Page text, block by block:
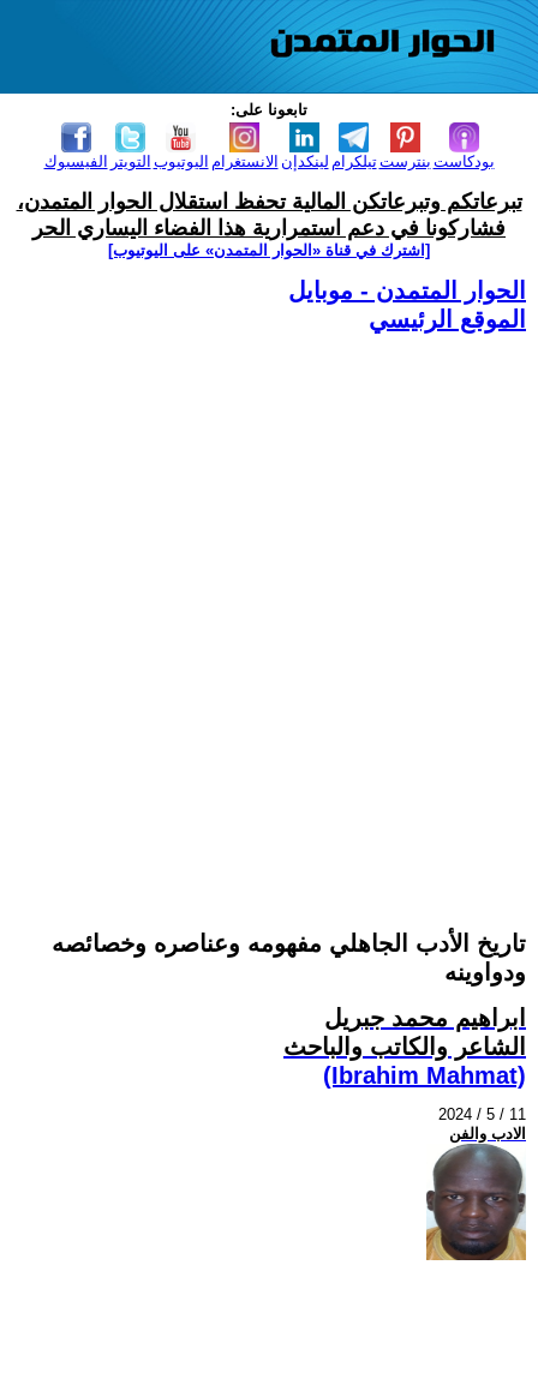
تابعونا على:
الفيسبوك التويتر اليوتيوب الانستغرام لينكدإن تيلكرامبنترست بودكاست
تبرعاتكم وتبرعاتكن المالية تحفظ استقلال الحوار المتمدن،
فشاركونا في دعم استمرارية هذا الفضاء اليساري الحر
[اشترك في قناة ‫«الحوار المتمدن» على اليوتيوب]
الحوار المتمدن - موبايل
الموقع الرئيسي
تاريخ الأدب الجاهلي مفهومه وعناصره وخصائصه
ودواوينه
ابراهيم محمد جبريل
الشاعر والكاتب والباحث
(Ibrahim Mahmat)
2024 / 5 / 11
الادب والفن